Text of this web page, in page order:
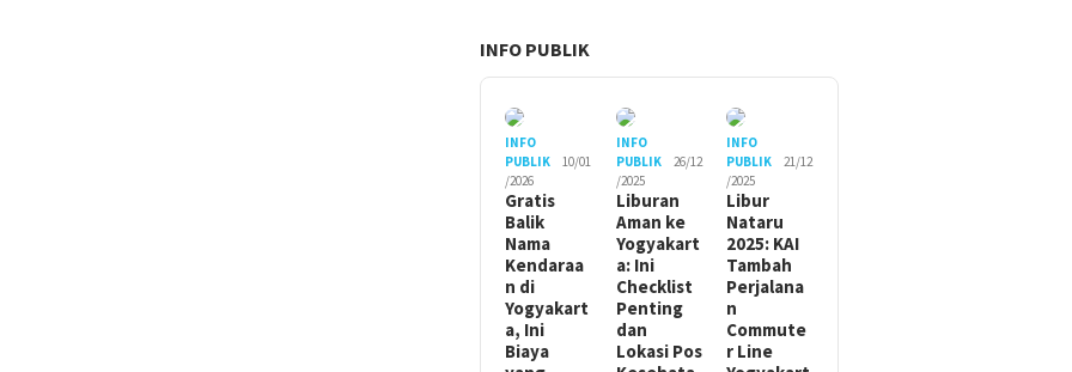
INFO PUBLIK
INFO
PUBLIK
10/01
/2026
Gratis
Balik
Nama
Kendaraa
n di
Yogyakart
a, Ini
Biaya
INFO
PUBLIK
26/12
/2025
Liburan
Aman ke
Yogyakart
a: Ini
Checklist
Penting
dan
Lokasi Pos
INFO
PUBLIK
21/12
/2025
Libur
Nataru
2025: KAI
Tambah
Perjalana
n
Commute
r Line